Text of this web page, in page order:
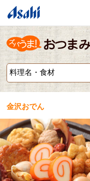
金沢おでん